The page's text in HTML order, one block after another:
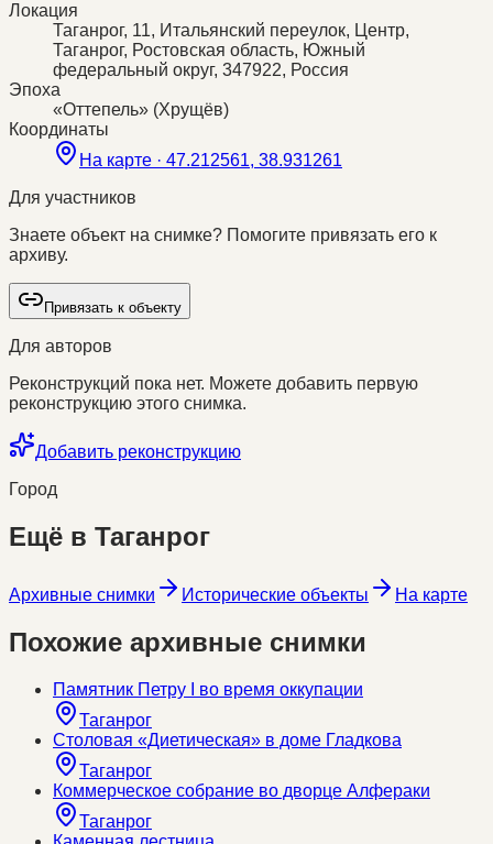
Локация
Таганрог, 11, Итальянский переулок, Центр,
Таганрог, Ростовская область, Южный
федеральный округ, 347922, Россия
Эпоха
«Оттепель» (Хрущёв)
Координаты
На карте · 47.212561, 38.931261
Для участников
Знаете объект на снимке? Помогите привязать его к
архиву.
Привязать к объекту
Для авторов
Реконструкций пока нет. Можете добавить первую
реконструкцию этого снимка.
Добавить реконструкцию
Город
Ещё в Таганрог
Архивные снимки Исторические объекты На карте
Похожие архивные снимки
Памятник Петру I во время оккупации
Таганрог
Столовая «Диетическая» в доме Гладкова
Таганрог
Коммерческое собрание во дворце Алфераки
Таганрог